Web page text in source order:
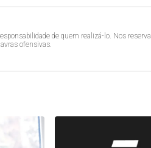
de quem realizá-lo. Nos
ofensivas.